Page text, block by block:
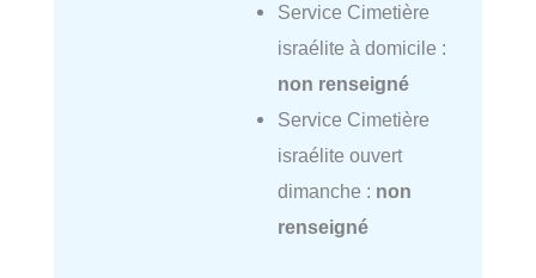
Service Cimetière
israélite à domicile :
non renseigné
Service Cimetière
israélite ouvert
dimanche : non
renseigné